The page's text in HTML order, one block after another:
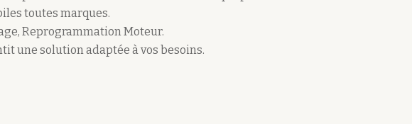
toutes marques.
Reprogrammation Moteur.
une solution adaptée à vos besoins.